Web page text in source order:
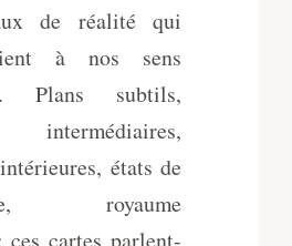
de réalité qui
à nos sens
Plans subtils,
intermédiaires,
états de
royaume
cartes parlent-